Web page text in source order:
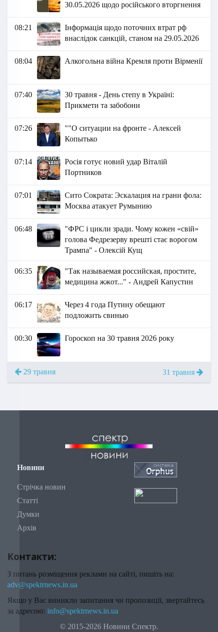
30.05.2026 щодо російського вторгнення
08:21
Інформація щодо поточних втрат рф
внаслідок санкцій, станом на 29.05.2026​
08:04 Алкогольна війна Кремля проти Вірменії
07:40
30 травня - День степу в Україні:
Прикмети та забобони
07:26
""О ситуации на фронте - Алексей
Копытько
07:14
Росія готує новий удар Віталій
Портников
07:01
Сито Сократа: Эскалация на грани фола:
Москва атакует Румынию
06:48
"ФРС і цикли зради. Чому кожен «свій»
голова Федрезерву врешті стає ворогом
Трампа" - Олексій Кущ
06:35
"Так называемая российская, простите,
медицина жжот..." - Андрей Капустин
06:17
Через 4 года Путину обещают
подложить свинью
00:30 Гороскоп на 30 травня 2026 року
29 травня 31 травня
Новини
Стрічка новин
Статті
Думки
Архів
Контакти:
З питань розміщення реклами на сайті, пишіть на:
adv@spektrnews.in.ua
Якщо у Вас виникли запитання чи пропозиції, звертайтесь
за адресою: info@spektrnews.in.ua
© 2015-2026 Новини Спектр.